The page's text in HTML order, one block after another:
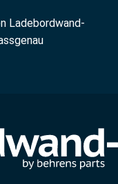
Ladebordwand-